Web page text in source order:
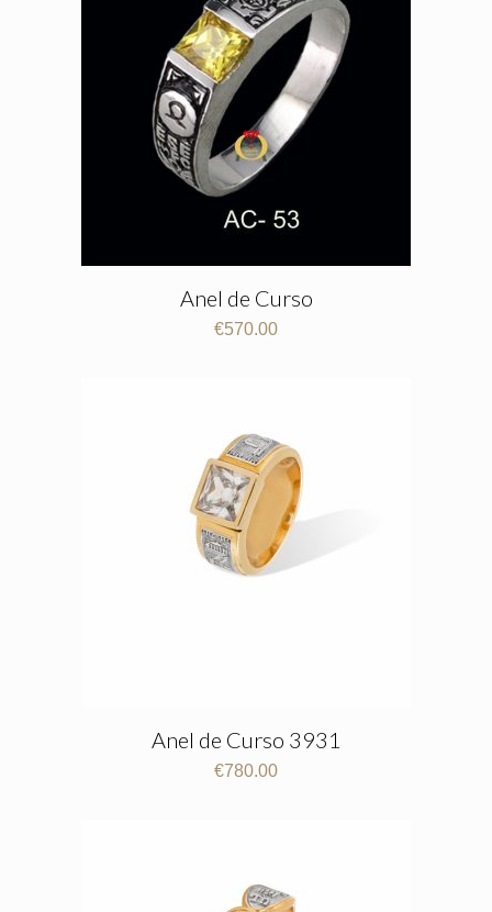
Anel de Curso
€570.00
Anel de Curso 3931
€780.00